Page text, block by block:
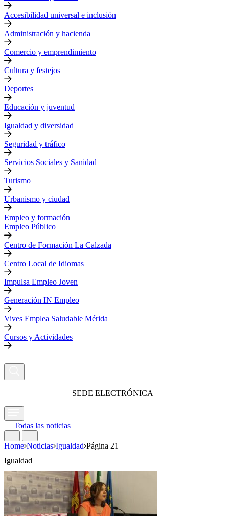
Accesibilidad universal e inclusión
Administración y hacienda
Comercio y emprendimiento
Cultura y festejos
Deportes
Educación y juventud
Igualdad y diversidad
Seguridad y tráfico
Servicios Sociales y Sanidad
Turismo
Urbanismo y ciudad
Empleo y formación
Empleo Público
Centro de Formación La Calzada
Centro Local de Idiomas
Impulsa Empleo Joven
Generación IN Empleo
Vives Emplea Saludable Mérida
Cursos y Actividades
SEDE ELECTRÓNICA
Todas las noticias
Home Noticias Igualdad Página 21
Igualdad